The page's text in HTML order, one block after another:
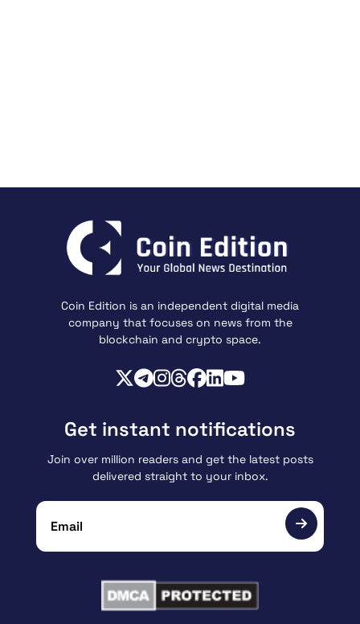
Coin Edition is an independent digital media
company that focuses on news from the
blockchain and crypto space.
Get instant notifications
Join over million readers and get the latest posts
delivered straight to your inbox.